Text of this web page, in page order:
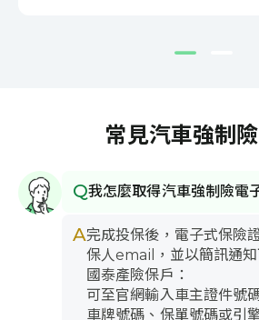
小華原先總損失為46萬元。申
障範圍，因此小華仍需自行負
情境及賠付金額僅供參考，實際賠
形需依檢附之文件審核，以審核結
常見汽車強制
Q我怎麼取得汽車強制險電
A完成投保後，電子式保險
保人email，並以簡訊通知
國泰產險保戶：
可至官網輸入車主證件號
車牌號碼、保單號碼或引